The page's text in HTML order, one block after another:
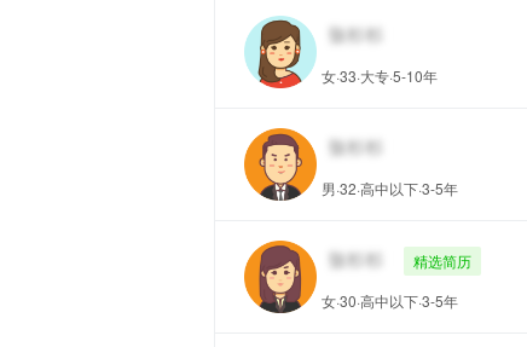
女·33·大专·5-10年
男·32·高中以下·3-5年
精选简历
女·30·高中以下·3-5年